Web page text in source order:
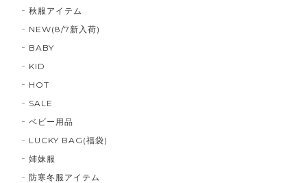
秋服アイテム
NEW(8/7新入荷)
BABY
KID
HOT
SALE
ベビー用品
LUCKY BAG(福袋)
姉妹服
防寒冬服アイテム